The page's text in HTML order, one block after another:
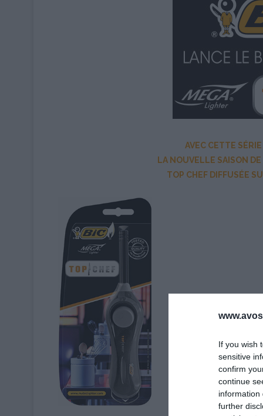
If you wish
sensitive
confirm
continue
information
further
AVEC CETTE
LA NOUVELLE SAISON
TOP CHEF DIFFUSÉE